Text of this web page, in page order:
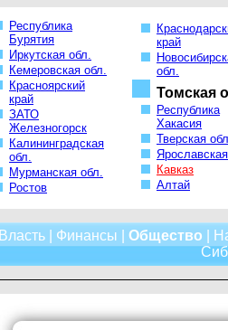
Республика
Бурятия
Иркутская обл.
Кемеровская обл.
Красноярский
край
ЗАТО
Железногорск
Калининградская
обл.
Мурманская обл.
Ростов
край
обл.
Томская
Республика
Хакасия
Тверская
Кавказ
Алтай
Власть| Финансы Общество